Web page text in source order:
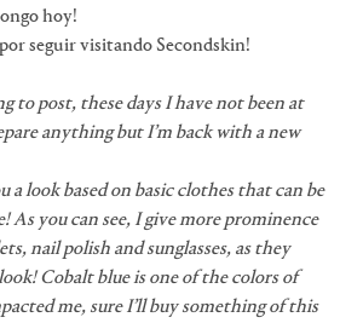
hoy!
seguir visitando Secondskin!
to post, these days I have not been at
anything but I’m back with a new
a look based on basic clothes that can be
As you can see, I give more prominence
nail polish and sunglasses, as they
Cobalt blue is one of the colors of
me, sure I’ll buy something of this